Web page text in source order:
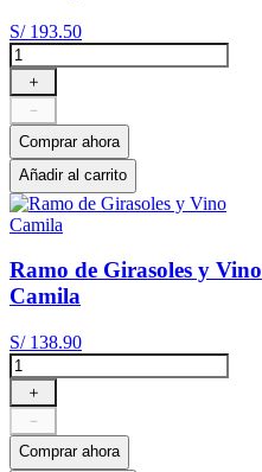
S/ 193.50
＋
－
Comprar ahora
Añadir al carrito
Ramo de Girasoles y Vino
Camila
S/ 138.90
＋
－
Comprar ahora